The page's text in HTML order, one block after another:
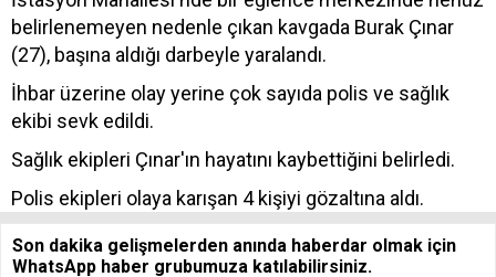
belirlenemeyen nedenle çıkan kavgada Burak Çınar
(27), başına aldığı darbeyle yaralandı.
İhbar üzerine olay yerine çok sayıda polis ve sağlık
ekibi sevk edildi.
Sağlık ekipleri Çınar'ın hayatını kaybettiğini belirledi.
Polis ekipleri olaya karışan 4 kişiyi gözaltına aldı.
Son dakika gelişmelerden anında haberdar olmak için
WhatsApp haber grubumuza katılabilirsiniz.